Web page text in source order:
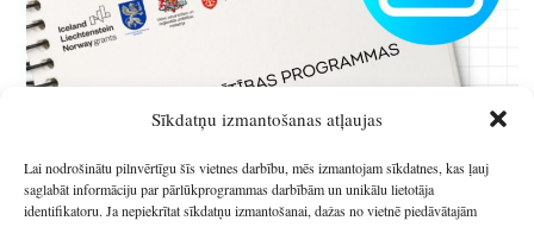
Sīkdatņu izmantošanas atļaujas
Lai nodrošinātu pilnvērtīgu šīs vietnes darbību, mēs izmantojam sīkdatnes, kas ļauj
saglabāt informāciju par pārlūkprogrammas darbībām un unikālu lietotāja
identifikatoru. Ja nepiekrītat sīkdatņu izmantošanai, dažas no vietnē piedāvātajām